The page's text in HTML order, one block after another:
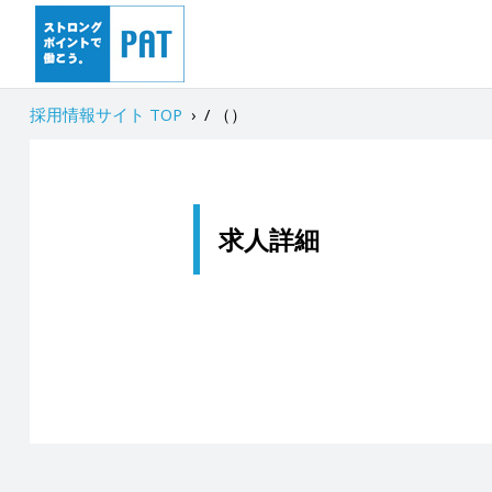
採用情報サイト TOP › / （）
求人詳細